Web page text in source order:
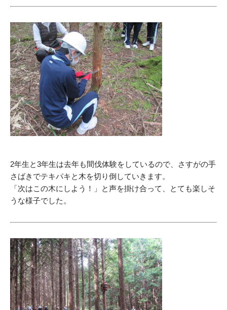
2年生と3年生は去年も間伐体験をしているので、さすがの手
さばきでテキパキと木を切り倒していきます。
「次はこの木にしよう！」と声を掛け合って、とても楽しそ
うな様子でした。